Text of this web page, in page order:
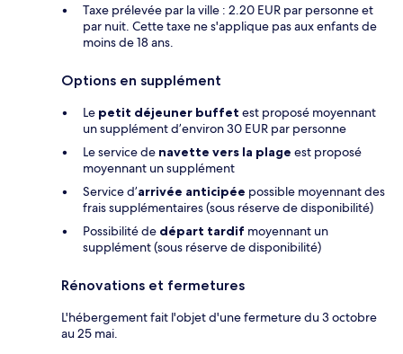
Taxe prélevée par la ville : 2.20 EUR par personne et
par nuit. Cette taxe ne s'applique pas aux enfants de
moins de 18 ans.
Options en supplément
Le petit déjeuner buffet est proposé moyennant
un supplément d’environ 30 EUR par personne
Le service de navette vers la plage est proposé
moyennant un supplément
Service d’arrivée anticipée possible moyennant des
frais supplémentaires (sous réserve de disponibilité)
Possibilité de départ tardif moyennant un
supplément (sous réserve de disponibilité)
Rénovations et fermetures
L'hébergement fait l'objet d'une fermeture du 3 octobre
au 25 mai.